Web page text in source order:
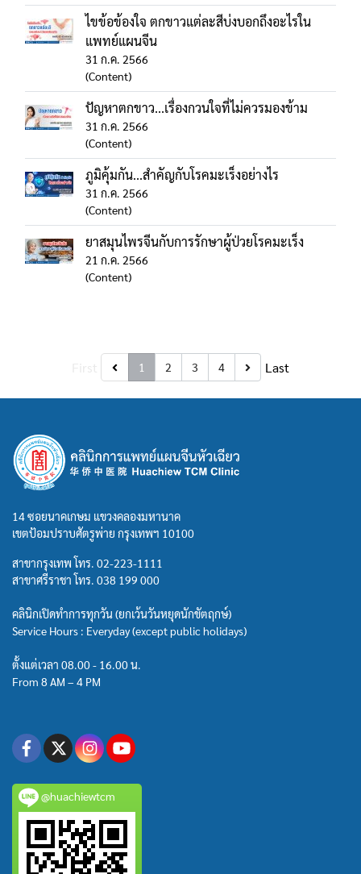
ไขข้อข้องใจ ตกขาวแต่ละสีบ่งบอกถึงอะไรใน
แพทย์แผนจีน
31 ก.ค. 2566
(Content)
ปัญหาตกขาว...เรื่องกวนใจที่ไม่ควรมองข้าม
31 ก.ค. 2566
(Content)
ภูมิคุ้มกัน...สำคัญกับโรคมะเร็งอย่างไร
31 ก.ค. 2566
(Content)
ยาสมุนไพรจีนกับการรักษาผู้ป่วยโรคมะเร็ง
21 ก.ค. 2566
(Content)
1 2 3 4 Last
14 ซอยนาคเกษม แขวงคลองมหานาค
เขตป้อมปราบศัตรูพ่าย กรุงเทพฯ 10100
สาขากรุงเทพ โทร. 02-223-1111
สาขาศรีราชา โทร. 038 199 000
คลินิกเปิดทำการทุกวัน (ยกเว้นวันหยุดนักขัตฤกษ์)
Service Hours : Everyday (except public holidays)
ตั้งแต่เวลา 08.00 - 16.00 น.
From 8 AM – 4 PM
@huachiewtcm